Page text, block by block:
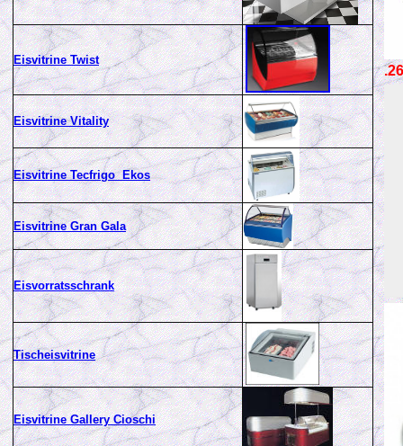
Eisvitrine Twist
Eisvitrine Vitality
Eisvitrine Tecfrigo Ekos
Eisvitrine Gran Gala
Eisvorratsschrank
Tischeisvitrine
Eisvitrine Gallery Cioschi